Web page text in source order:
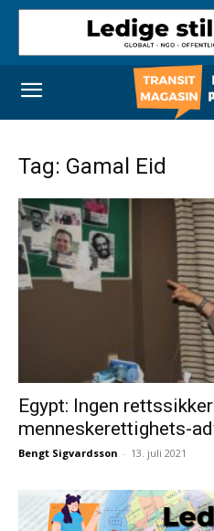
Tag: Gamal Eid
Egypt: Ingen
menneskerettighets-
Bengt Sigvardsson - 13. juli 2021